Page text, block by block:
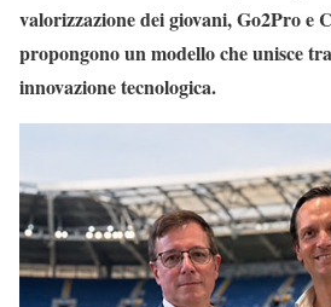
valorizzazione dei giovani, Go2Pro e
propongono un modello che unisce
innovazione tecnologica.